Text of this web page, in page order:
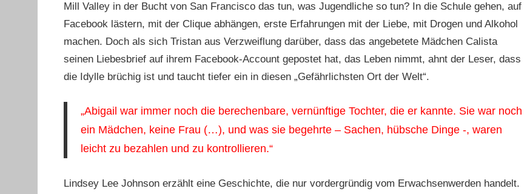
Mill Valley in der Bucht von San Francisco das tun, was Jugendliche so tun? In die Schule gehen, auf
Facebook lästern, mit der Clique abhängen, erste Erfahrungen mit der Liebe, mit Drogen und Alkohol
machen. Doch als sich Tristan aus Verzweiflung darüber, dass das angebetete Mädchen Calista
seinen Liebesbrief auf ihrem Facebook-Account gepostet hat, das Leben nimmt, ahnt der Leser, dass
die Idylle brüchig ist und taucht tiefer ein in diesen „Gefährlichsten Ort der Welt“.
„Abigail war immer noch die berechenbare, vernünftige Tochter, die er kannte. Sie war noch
ein Mädchen, keine Frau (…), und was sie begehrte – Sachen, hübsche Dinge -, waren
leicht zu bezahlen und zu kontrollieren.“
Lindsey Lee Johnson erzählt eine Geschichte, die nur vordergründig vom Erwachsenwerden handelt.